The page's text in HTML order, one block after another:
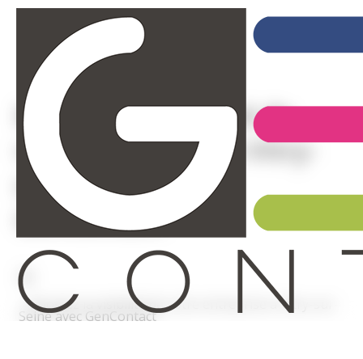
Boostez la visibilité de
votre entreprise à Vitry-
sur-Seine avec
GenContact
Boostez la visibilité de votre entreprise à Vitry-sur-
Seine avec GenContact